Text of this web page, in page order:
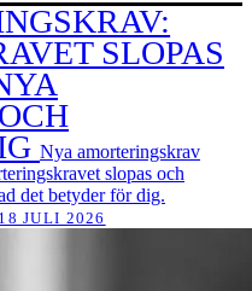
SLOPAS
Nya amorteringskrav
slopas och
det betyder för dig.
JULI 2026